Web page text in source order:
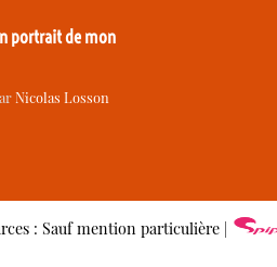
portrait de mon
Nicolas Losson
: Sauf mention particulière |